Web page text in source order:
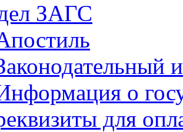
ЗАГС
о
для